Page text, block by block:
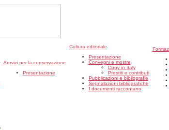
Servizi per la conservazione
Presentazione
Cultura editoriale
Presentazione
Convegni e mostre
Copy in Italy
Prestiti e contributi
Pubblicazioni e bibliografie
Segnalazioni bibliografiche
I documenti raccontano